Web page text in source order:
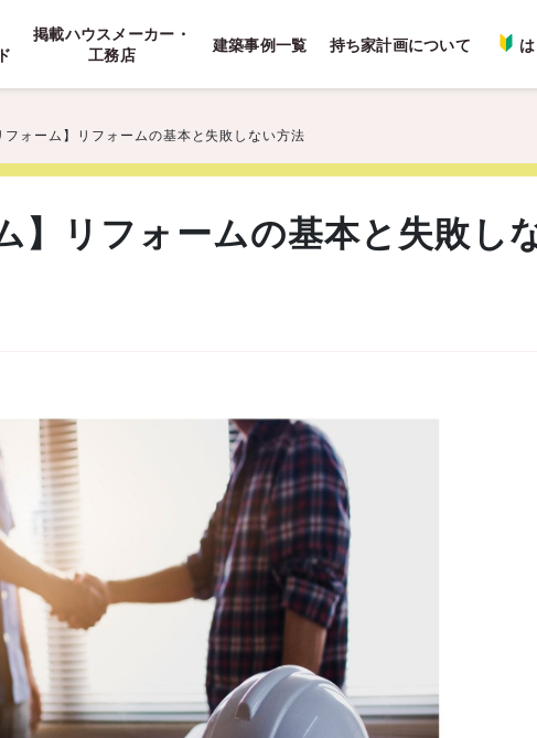
掲載ハウスメーカー・
工務店
建築事例一覧 持ち家計画について
フォーム】リフォームの基本と失敗しない方法
】リフォームの基本と失敗し